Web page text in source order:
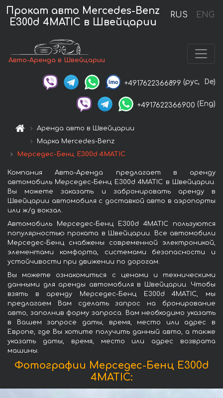
RUS ENG
Прокат авто Mercedes-Benz
E300d 4MATIC в Швейцарии
Авто-Аренда в Швейцарии
+4917622366899 (рус, De)
+4917622366900 (Eng)
Аренда авто в Швейцарии
Марка Mercedes-Benz
Мерседес-Бенц E300d 4MATIC
Компания Авто-Аренда предлагает в аренду
автомобиль Мерседес-Бенц E300d 4MATIC в Швейцарии.
Вы можете заказать и забронировать аренду в
Швейцарии автомобиля с доставкой авто в аэропорты
или ж/д вокзал.
Автомобиль Мерседес-Бенц E300d 4MATIC пользуются
популярностью проката в Швейцарии. Все автомобили
Мерседес-Бенц снабжены современной электроникой,
элементами комфорта, системами безопасности и
устойчивости при движении по дорогам.
Вы можете ознакомиться с ценами и техническими
данными для аренды автомобиля в Швейцарии. Чтобы
взять в аренду Мерседес-Бенц E300d 4MATIC, мы
предлагаем Вам сделать запрос на бронирование
авто, заполнив форму запроса. Вам необходимо указать
в Вашем запросе даты, время, место или адрес в
Европе, где Вы хотите получить данный авто, а также
указать даты, время, место или адрес возврата
машины.
Фотографии Мерседес-Бенц E300d
4MATIC: